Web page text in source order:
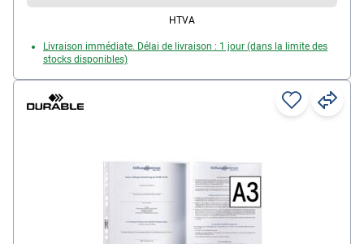
HTVA
Livraison immédiate. Délai de livraison : 1 jour (dans la limite des
stocks disponibles)